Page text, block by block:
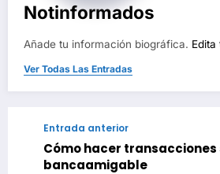
Notinformados
Añade tu información biográfica.
Ver Todas Las Entradas
Entrada anterior
Cómo hacer
bancaamigable